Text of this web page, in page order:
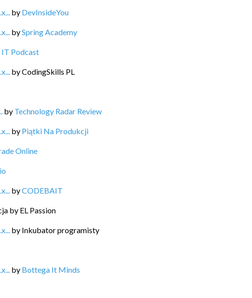
by DevInsideYou
bySpring Academy
Podcast
byCodingSkills PL
by Technology Radar Review
by Piątki Na Produkcji
Online
byCODEBAIT
by EL Passion
by Inkubator programisty
by Bottega It Minds